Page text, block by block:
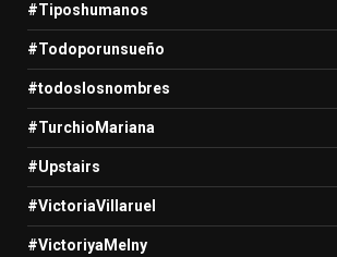
#Tiposhumanos
#Todoporunsueño
#todoslosnombres
#TurchioMariana
#Upstairs
#VictoriaVillaruel
#VictoriyaMelny